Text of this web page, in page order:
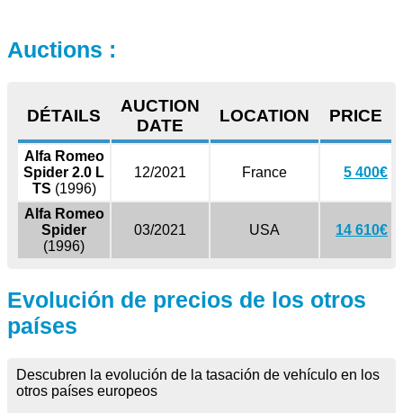
Auctions :
DÉTAILS
AUCTION
DATE
LOCATION PRICE
Alfa Romeo
Spider 2.0 L
TS (1996)
12/2021 France 5 400€
Alfa Romeo
Spider
(1996)
03/2021 USA 14 610€
Evolución de precios de los otros
países
Descubren la evolución de la tasación de vehículo en los
otros países europeos